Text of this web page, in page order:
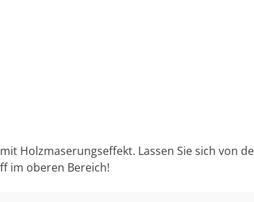
Holzmaserungseffekt. Lassen Sie sich
im oberen Bereich!